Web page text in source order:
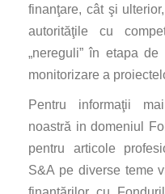
finanţare, cât şi
autorităţile cu
„nereguli” în etapa
monitorizare a
Pentru informaţii
noastră in domeniul
pentru articole
S&A pe diverse teme